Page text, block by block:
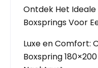
Ontdek Het
Boxsprings Voor
Luxe en Comfort:
Boxspring